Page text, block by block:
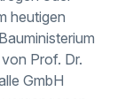
heutigen
Prof. Dr.
GmbH